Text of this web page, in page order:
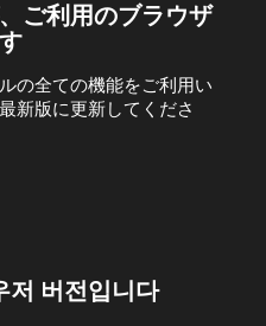
ご利用のブラウザ
の全ての機能をご利用い
新版に更新してくださ
저 버전입니다